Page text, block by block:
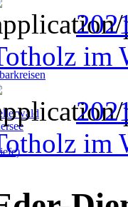
im
im